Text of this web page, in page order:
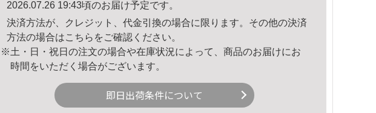
2026.07.26 19:43頃のお届け予定です。
決済方法が、クレジット、代金引換の場合に限ります。その他の決済
方法の場合はこちら をご確認ください。
※土・日・祝日の注文の場合や在庫状況によって、商品のお届けにお
時間をいただく場合がございます。
即日出荷条件について